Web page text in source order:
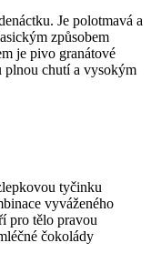
Je polotmavá a
způsobem
je pivo granátové
plnou chutí a vysokým
tyčinku
vyváženého
pro tělo pravou
čokolády